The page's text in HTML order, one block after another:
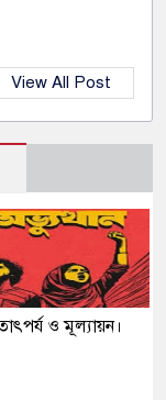
View All Post
ও মূল্যায়ন।